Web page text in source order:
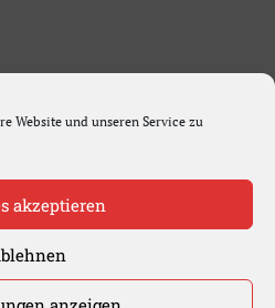
Website und unseren Service zu
akzeptieren
Ziegenhain